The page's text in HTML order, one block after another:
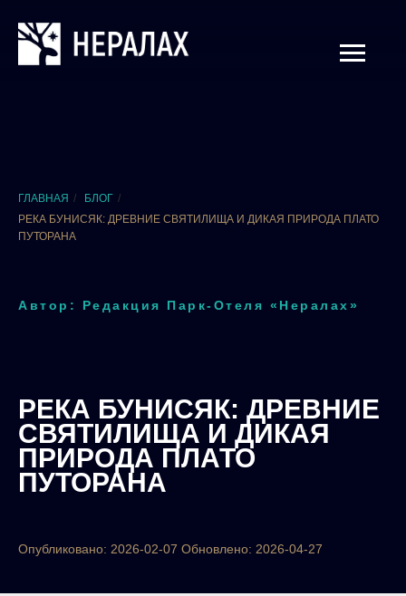
ГЛАВНАЯ / БЛОГ /
РЕКА БУНИСЯК: ДРЕВНИЕ СВЯТИЛИЩА И ДИКАЯ ПРИРОДА ПЛАТО
ПУТОРАНА
Автор: Редакция Парк-Отеля «Нералах»
РЕКА БУНИСЯК: ДРЕВНИЕ
СВЯТИЛИЩА И ДИКАЯ
ПРИРОДА ПЛАТО
ПУТОРАНА
Опубликовано: 2026-02-07 Обновлено: 2026-04-27